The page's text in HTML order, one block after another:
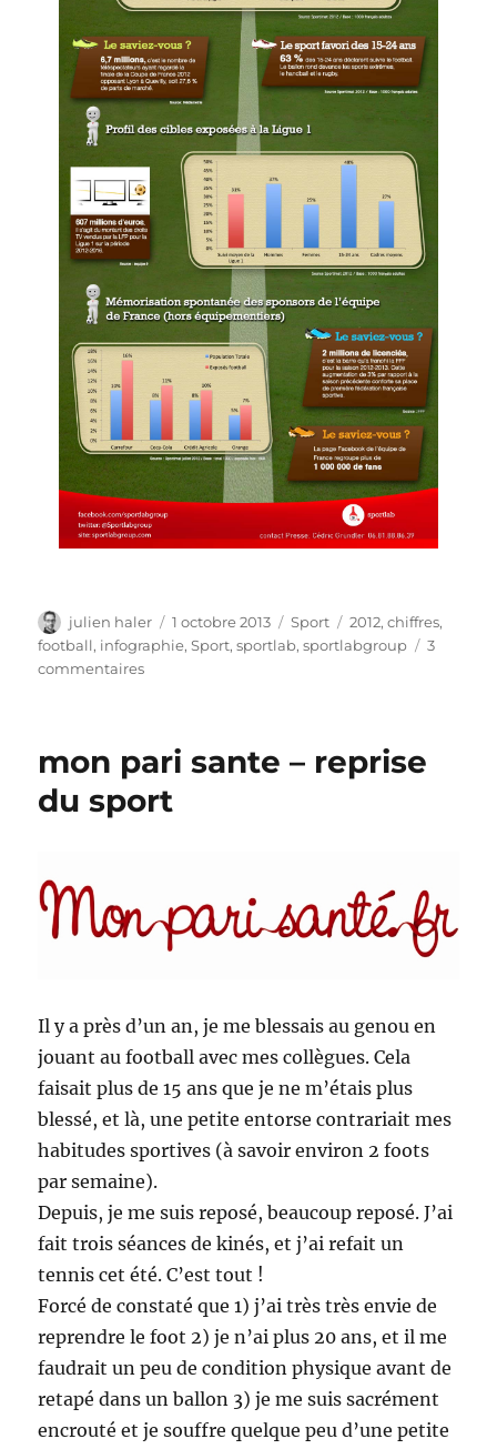
Auteur
julien haler
Publié
le
1 octobre 2013 Catégories
Sport Étiquettes
2012,chiffres,
football, infographie,Sport,sportlab,sportlabgroup
3
commentairessur
le
en
mon pari sante – reprise
du sport
Il y a près d’un an, je me blessais au genou en
jouant au football avec mes collègues. Cela
faisait plus de 15 ans que je ne m’étais plus
blessé, et là, une petite entorse contrariait mes
habitudes sportives (à savoir environ 2 foots
par semaine).
Depuis, je me suis reposé, beaucoup reposé. J’ai
fait trois séances de kinés, et j’ai refait un
tennis cet été. C’est tout !
Forcé de constaté que 1) j’ai très très envie de
reprendre le foot 2) je n’ai plus 20 ans, et il me
faudrait un peu de condition physique avant de
retapé dans un ballon 3) je me suis sacrément
encrouté et je souffre quelque peu d’une petite